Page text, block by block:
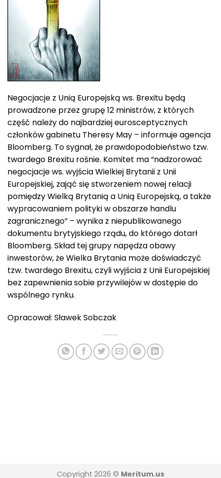
Negocjacje z Unią Europejską ws. Brexitu będą
prowadzone przez grupę 12 ministrów, z których
część należy do najbardziej eurosceptycznych
członków gabinetu Theresy May – informuje agencja
Bloomberg. To sygnał, że prawdopodobieństwo tzw.
twardego Brexitu rośnie. Komitet ma “nadzorować
negocjacje ws. wyjścia Wielkiej Brytanii z Unii
Europejskiej, zająć się stworzeniem nowej relacji
pomiędzy Wielką Brytanią a Unią Europejską, a także
wypracowaniem polityki w obszarze handlu
zagranicznego” – wynika z niepublikowanego
dokumentu brytyjskiego rządu, do którego dotarł
Bloomberg. Skład tej grupy napędza obawy
inwestorów, że Wielka Brytania może doświadczyć
tzw. twardego Brexitu, czyli wyjścia z Unii Europejskiej
bez zapewnienia sobie przywilejów w dostępie do
wspólnego rynku.
Opracował: Sławek Sobczak
Copyright 2026 © Meritum.us